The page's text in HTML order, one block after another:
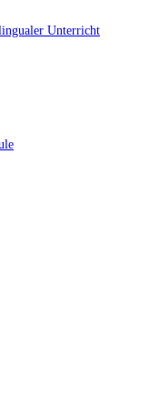
Unterricht